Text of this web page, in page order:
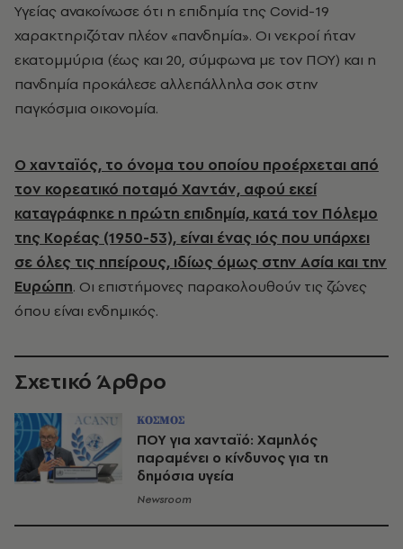
Υγείας ανακοίνωσε ότι η επιδημία της Covid-19
χαρακτηριζόταν πλέον «πανδημία». Οι νεκροί ήταν
εκατομμύρια (έως και 20, σύμφωνα με τον ΠΟΥ) και η
πανδημία προκάλεσε αλλεπάλληλα σοκ στην
παγκόσμια οικονομία.
Ο χανταϊός, το όνομα του οποίου προέρχεται από
τον κορεατικό ποταμό Χαντάν, αφού εκεί
καταγράφηκε η πρώτη επιδημία, κατά τον Πόλεμο
της Κορέας (1950-53), είναι ένας ιός που υπάρχει
σε όλες τις ηπείρους, ιδίως όμως στην Ασία και την
Ευρώπη. Οι επιστήμονες παρακολουθούν τις ζώνες
όπου είναι ενδημικός.
Σχετικό Άρθρο
ΚΟΣΜΟΣ
ΠΟΥ για χανταϊό: Χαμηλός
παραμένει ο κίνδυνος για τη
δημόσια υγεία
Newsroom